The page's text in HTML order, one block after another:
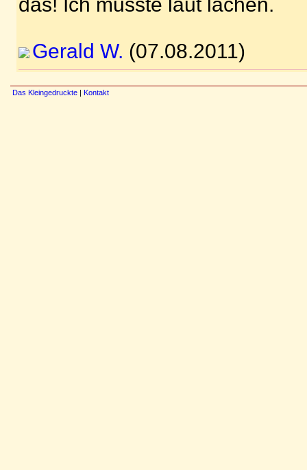
Gerald W. (07.08.2011)
Das Kleingedruckte | Kontakt